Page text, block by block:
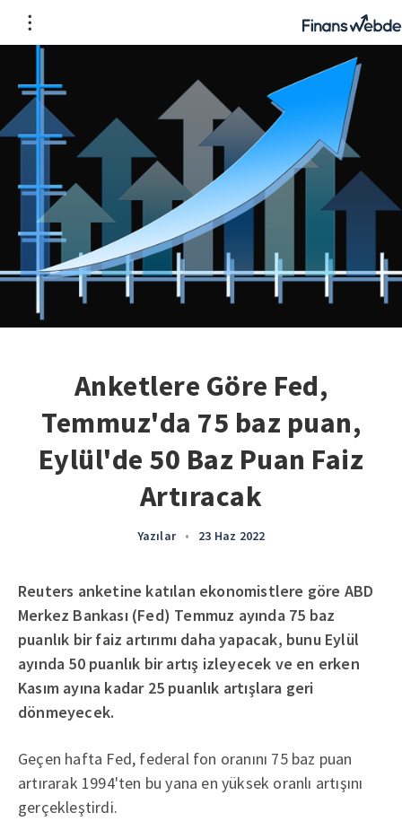
Anketlere Göre Fed,
Temmuz'da 75 baz puan,
Eylül'de 50 Baz Puan Faiz
Artıracak
Yazılar • 23 Haz 2022
Reuters anketine katılan ekonomistlere göre ABD
Merkez Bankası (Fed) Temmuz ayında 75 baz
puanlık bir faiz artırımı daha yapacak, bunu Eylül
ayında 50 puanlık bir artış izleyecek ve en erken
Kasım ayına kadar 25 puanlık artışlara geri
dönmeyecek.
Geçen hafta Fed, federal fon oranını 75 baz puan
artırarak 1994'ten bu yana en yüksek oranlı artışını
gerçekleştirdi.